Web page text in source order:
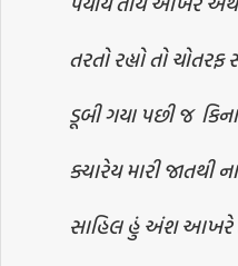
તરતો રહ્યો તો
ડૂબી ગયા પછી જ
ક્યારેય મારી
સાહિલ હું અંશ આખરે